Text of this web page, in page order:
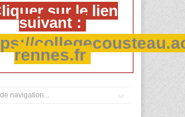
sur le lien
suivant :
rennes.fr